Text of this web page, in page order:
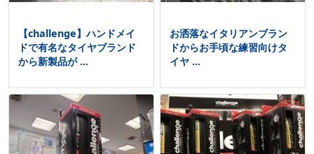
【challenge】ハンドメイ
ドで有名なタイヤブランド
から新製品が ...
お洒落なイタリアンブラン
ドからお手頃な練習向けタ
イヤ ...